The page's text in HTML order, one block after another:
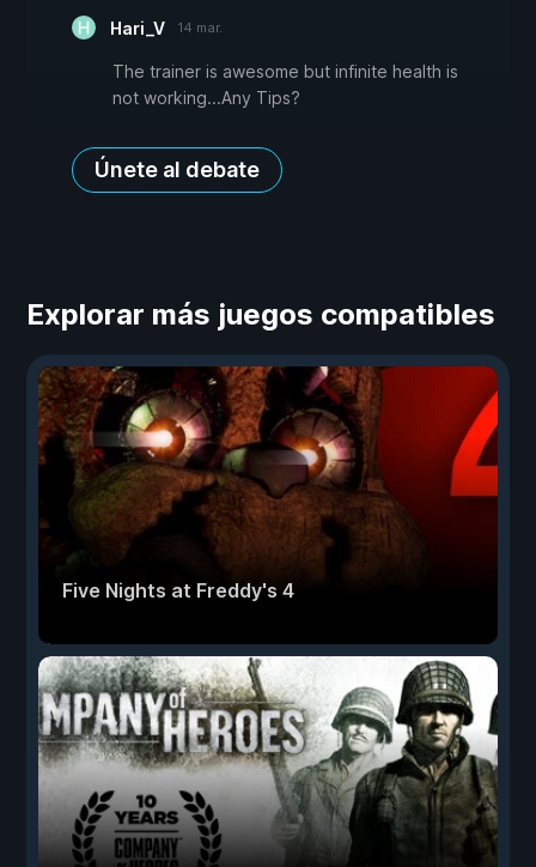
Hari_V 14 mar.
The trainer is awesome but infinite health is
not working...Any Tips?
Únete al debate
Explorar más juegos compatibles
Five Nights at Freddy's 4